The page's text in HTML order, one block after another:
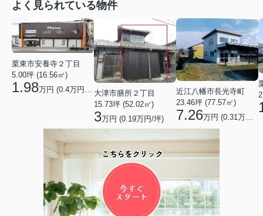
よく見られている物件
栗東市安養寺２丁目
5.00坪 (16.56㎡)
1.98万円 (0.4万円/坪)
大津市膳所２丁目
15.73坪 (52.02㎡)
3万円 (0.19万円/坪)
近江八幡市長光寺町
23.46坪 (77.57㎡)
7.26万円 (0.31万円/坪)